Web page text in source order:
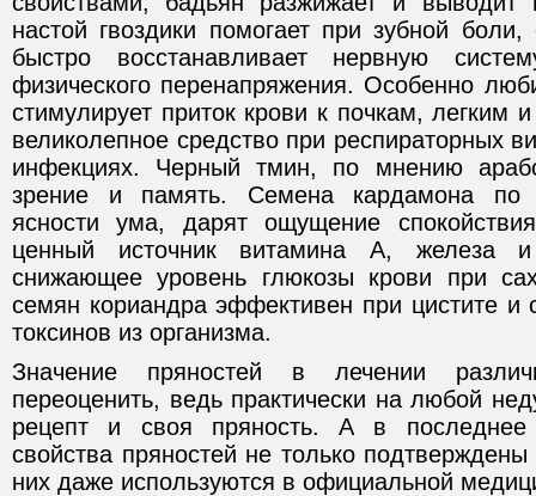
настой гвоздики помогает при зубной
быстро восстанавливает нервную
физического перенапряжения. Особенно
стимулирует приток крови к почкам, легким
великолепное средство при респираторных
инфекциях. Черный тмин, по мнению
зрение и память. Семена кардамона по
ясности ума, дарят ощущение
ценный источник витамина А, железа
снижающее уровень глюкозы крови при
семян кориандра эффективен при цистите и
токсинов из организма.
Значение пряностей в лечении
переоценить, ведь практически на любой
рецепт и своя пряность. А в последнее
свойства пряностей не только
них даже используются в официальной